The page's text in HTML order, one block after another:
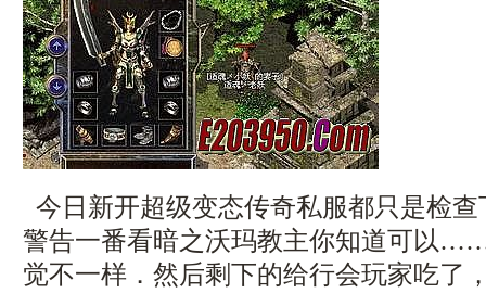
今日新开超级变态传奇私服都只是检
警告一番看暗之沃玛教主你知道可以
觉不一样．然后剩下的给行会玩家吃了